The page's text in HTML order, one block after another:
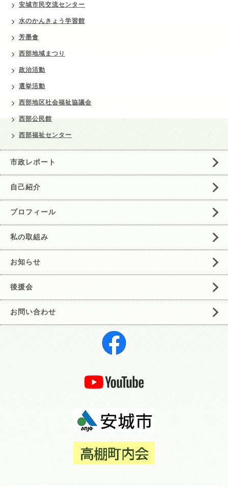
安城市民交流センター
水のかんきょう学習館
芳墨會
西部地域まつり
政治活動
選挙活動
西部地区社会福祉協議会
西部公民館
西部福祉センター
市政レポート
自己紹介
プロフィール
私の取組み
お知らせ
後援会
お問い合わせ